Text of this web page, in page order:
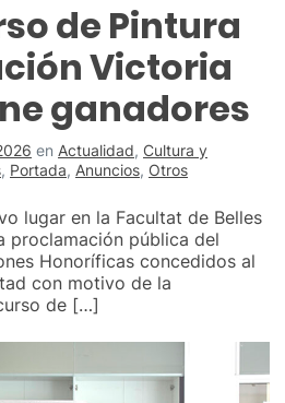
de Pintura
Victoria
ganadores
en Actualidad, Cultura y
, Portada, Anuncios, Otros
lugar en la Facultat de Belles
proclamación pública del
Honoríficas concedidos al
con motivo de la
de […]